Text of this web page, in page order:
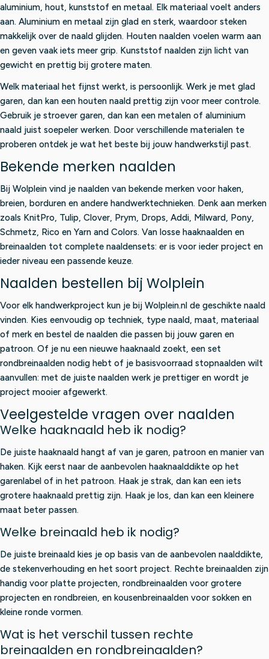
aluminium, hout, kunststof en metaal. Elk materiaal voelt anders
aan. Aluminium en metaal zijn glad en sterk, waardoor steken
makkelijk over de naald glijden. Houten naalden voelen warm aan
en geven vaak iets meer grip. Kunststof naalden zijn licht van
gewicht en prettig bij grotere maten.
Welk materiaal het fijnst werkt, is persoonlijk. Werk je met glad
garen, dan kan een houten naald prettig zijn voor meer controle.
Gebruik je stroever garen, dan kan een metalen of aluminium
naald juist soepeler werken. Door verschillende materialen te
proberen ontdek je wat het beste bij jouw handwerkstijl past.
Bekende merken naalden
Bij Wolplein vind je naalden van bekende merken voor haken,
breien, borduren en andere handwerktechnieken. Denk aan merken
zoals KnitPro, Tulip, Clover, Prym, Drops, Addi, Milward, Pony,
Schmetz, Rico en Yarn and Colors. Van losse haaknaalden en
breinaalden tot complete naaldensets: er is voor ieder project en
ieder niveau een passende keuze.
Naalden bestellen bij Wolplein
Voor elk handwerkproject kun je bij Wolplein.nl de geschikte naald
vinden. Kies eenvoudig op techniek, type naald, maat, materiaal
of merk en bestel de naalden die passen bij jouw garen en
patroon. Of je nu een nieuwe haaknaald zoekt, een set
rondbreinaalden nodig hebt of je basisvoorraad stopnaalden wilt
aanvullen: met de juiste naalden werk je prettiger en wordt je
project mooier afgewerkt.
Veelgestelde vragen over naalden
Welke haaknaald heb ik nodig?
De juiste haaknaald hangt af van je garen, patroon en manier van
haken. Kijk eerst naar de aanbevolen haaknaalddikte op het
garenlabel of in het patroon. Haak je strak, dan kan een iets
grotere haaknaald prettig zijn. Haak je los, dan kan een kleinere
maat beter passen.
Welke breinaald heb ik nodig?
De juiste breinaald kies je op basis van de aanbevolen naalddikte,
de stekenverhouding en het soort project. Rechte breinaalden zijn
handig voor platte projecten, rondbreinaalden voor grotere
projecten en rondbreien, en kousenbreinaalden voor sokken en
kleine ronde vormen.
Wat is het verschil tussen rechte
breinaalden en rondbreinaalden?